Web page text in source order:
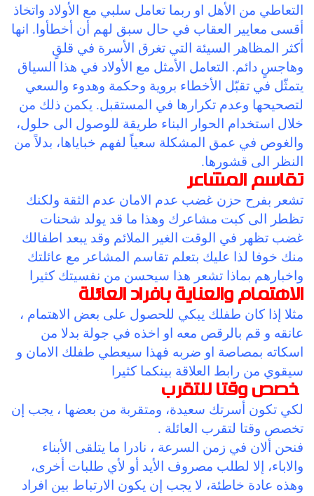
التعاطي من الأهل او ربما تعامل سلبي مع الأولاد واتخاذ
أقسى معايير العقاب في حال سبق لهم أن أخطأوا. انها
أكثر المظاهر السيئة التي تغرق الأسرة في قلقٍ
وهاجسٍ دائم. التعامل الأمثل مع الأولاد في هذا السياق
يتمثّل في تقبّل الأخطاء بروية وحكمة وهدوء والسعي
لتصحيحها وعدم تكرارها في المستقبل. يكمن ذلك من
خلال استخدام الحوار البناء طريقة للوصول الى حلول،
والغوص في عمق المشكلة سعياً لفهم خباياها، بدلاً من
النظر الى قشورها.
تقاسم المشاعر
تشعر بفرح حزن غضب عدم الامان عدم الثقة ولكنك
تظطر الى كبت مشاعرك وهذا ما قد يولد شحنات
غضب تظهر في الوقت الغير الملائم وقد يبعد اطفالك
منك خوفا لذا عليك بتعلم تقاسم المشاعر مع عائلتك
واخبارهم بماذا تشعر هذا سيحسن من نفسيتك كثيرا
الاهتمام والعناية بافراد العائلة
مثلا إذا كان طفلك يبكي للحصول على بعض الاهتمام ،
عانقه و قم بالرقص معه او اخذه في جولة بدلا من
اسكاته بمصاصة او ضربه فهذا سيعطي طفلك الامان و
سيقوي من رابط العلاقة بينكما كثيرا
خصص وقتا للتقرب
لكي تكون أسرتك سعيدة، ومتقربة من بعضها ، يجب إن
تخصص وقتا لتقرب العائلة .
فنحن ألان في زمن السرعة ، نادرا ما يتلقى الأبناء
والاباء، إلا لطلب مصروف الأيد أو لأي طلبات أخرى،
وهذه عادة خاطئة، لا يجب إن يكون الارتباط بين افراد